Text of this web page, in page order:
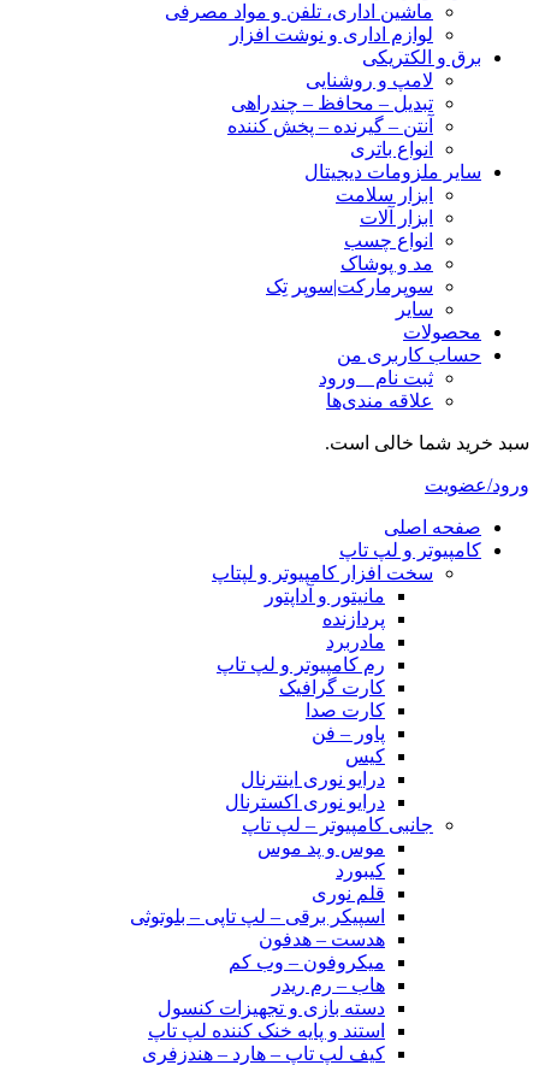
ماشین اداری، تلفن و مواد مصرفی
لوازم اداری و نوشت افزار
برق و الکتریکی
لامپ و روشنایی
تبدیل – محافظ – چندراهی
آنتن – گیرنده – پخش کننده
انواع باتری
سایر ملزومات دیجیتال
ابزار سلامت
ابزار آلات
انواع چسب
مد و پوشاک
سوپرمارکت|سوپر تِک
سایر
محصولات
حساب کاربری من
ثبت نام _ ورود
علاقه مندی‌ها
سبد خرید شما خالی است.
ورود/عضویت
صفحه اصلی
کامپیوتر و‌‌‌‌‌ لپ تاپ
سخت افزار کامپیوتر و لپتاپ
مانیتور و آداپتور
پردازنده
مادربرد
رم کامپیوتر و لپ تاپ
کارت گرافیک
کارت صدا
پاور – فن
کیس
درایو نوری اینترنال
درایو نوری اکسترنال
جانبی کامپیوتر – لپ تاپ
موس و پد موس
کیبورد
قلم نوری
اسپیکر برقی – لپ تاپی – بلوتوثی
هدست – هدفون
میکروفون – وب کم
هاب – رم ریدر
دسته بازی و تجهیزات کنسول
استند و پایه خنک کننده لپ تاپ
کیف لپ تاپ – هارد – هندزفری